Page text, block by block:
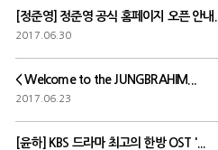
[정준영] 정준영 공식 홈페이지 오픈 안내...
2017.06.30
< Welcome to the JUNGBRAHIM...
2017.06.23
[윤하] KBS 드라마 최고의 한방 OST '...